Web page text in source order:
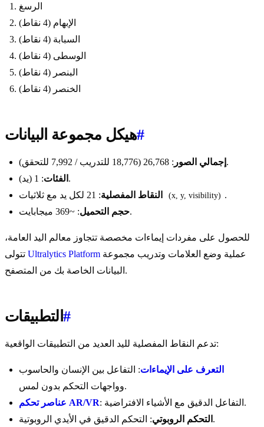
الرسغ
الإبهام (4 نقاط)
السبابة (4 نقاط)
الوسطى (4 نقاط)
البنصر (4 نقاط)
الخنصر (4 نقاط)
هيكل مجموعة البيانات#
إجمالي الصور : 26,768 (18,776 للتدريب / 7,992 للتحقق).
الفئات : 1 (يد).
النقاط المفصلية
(x, y, visibility) .
حجم التحميل: ~369 ميجابايت.
للحصول على مفردات إيماءات مخصصة تتجاوز معالم اليد العامة،
Ultralytics Platform
البيانات الخاصة بك من المتصفح.
التطبيقات#
تدعم النقاط المفصلية لليد العديد من التطبيقات الواقعية:
التعرف على الإيماءات: التفاعل بين الإنسان والحاسوب
وواجهات التحكم بدون لمس.
عناصر تحكم AR/VR
: التفاعل الدقيق مع الأشياء الافتراضية.
التحكم الروبوتي : التحكم الدقيق في الأيدي الروبوتية.